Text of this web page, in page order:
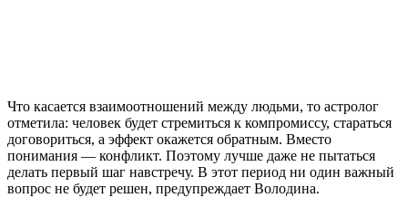
Что касается взаимоотношений между людьми, то астролог
отметила: человек будет стремиться к компромиссу, стараться
договориться, а эффект окажется обратным. Вместо
понимания — конфликт. Поэтому лучше даже не пытаться
делать первый шаг навстречу. В этот период ни один важный
вопрос не будет решен, предупреждает Володина.